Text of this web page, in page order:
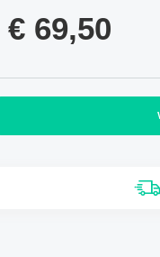
€ 69,50